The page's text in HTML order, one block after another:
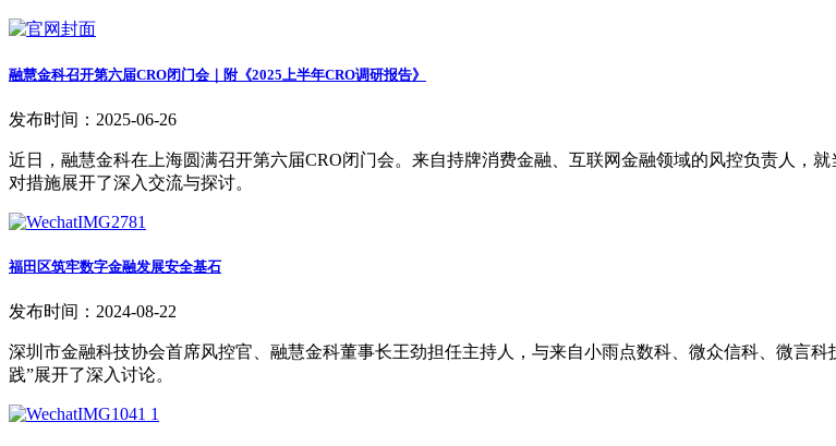
融慧金科召开第六届CRO闭门会｜附《2025上半年CRO调研报告》
发布时间：2025-06-26
近日，融慧金科在上海圆满召开第六届CRO闭门会。来自持牌消费金融、互联网金融领域的风控负责人，
对措施展开了深入交流与探讨。
福田区筑牢数字金融发展安全基石
发布时间：2024-08-22
深圳市金融科技协会首席风控官、融慧金科董事长王劲担任主持人，与来自小雨点数科、微众信科、微言
践”展开了深入讨论。